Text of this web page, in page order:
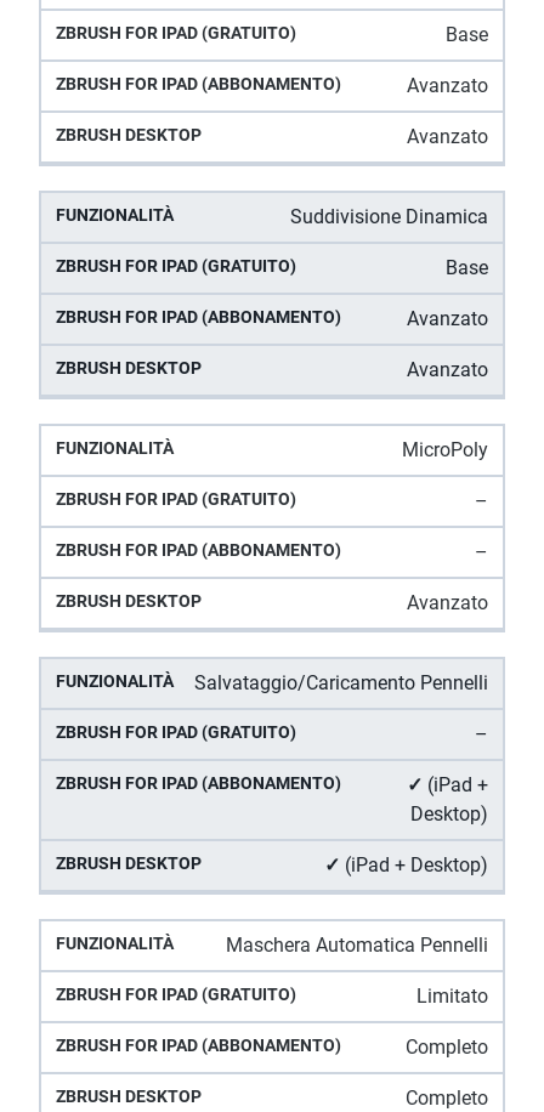
Base
Avanzato
Avanzato
Suddivisione Dinamica
Base
Avanzato
Avanzato
MicroPoly
–
–
Avanzato
Salvataggio/Caricamento Pennelli
–
✓ (iPad +
Desktop)
✓ (iPad + Desktop)
Maschera Automatica Pennelli
Limitato
Completo
Completo